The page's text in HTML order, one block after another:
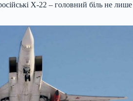
Х-22 – головний біль не лише